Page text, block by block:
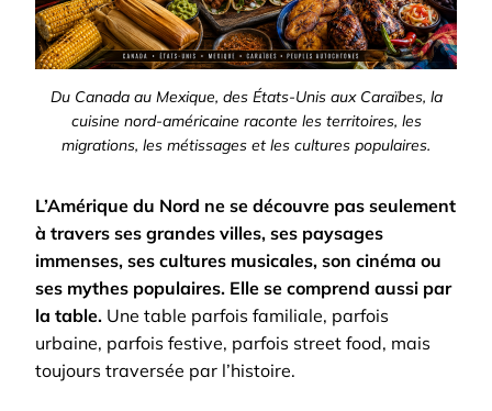
Du Canada au Mexique, des États-Unis aux Caraïbes, la
cuisine nord-américaine raconte les territoires, les
migrations, les métissages et les cultures populaires.
L’Amérique du Nord ne se découvre pas seulement
à travers ses grandes villes, ses paysages
immenses, ses cultures musicales, son cinéma ou
ses mythes populaires. Elle se comprend aussi par
la table. Une table parfois familiale, parfois
urbaine, parfois festive, parfois street food, mais
toujours traversée par l’histoire.